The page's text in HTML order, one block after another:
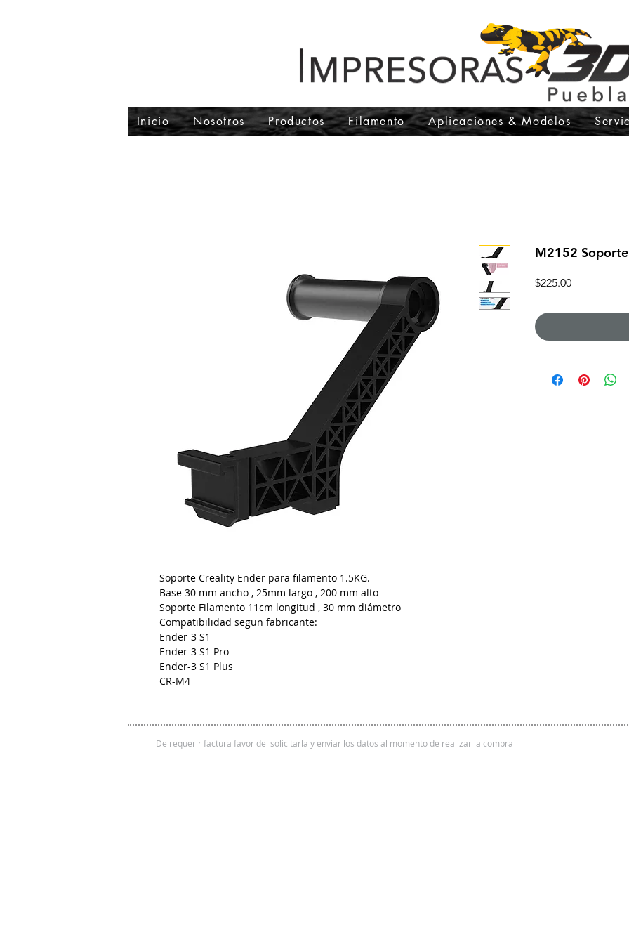
Inicio Nosotros Productos Filamento Aplicaciones & Modelos
Soporte Creality Ender para filamento 1.5KG.
Base 30 mm ancho , 25mm largo , 200 mm alto
Soporte Filamento 11cm longitud , 30 mm diámetro
Compatibilidad segun fabricante:
Ender-3 S1
Ender-3 S1 Pro
Ender-3 S1 Plus
CR-M4
M2152
$225.00Precio
De requerir factura favor de solicitarla y enviar los datos al momento de realizar la compra